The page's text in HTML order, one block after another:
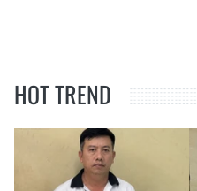
HOT TREND